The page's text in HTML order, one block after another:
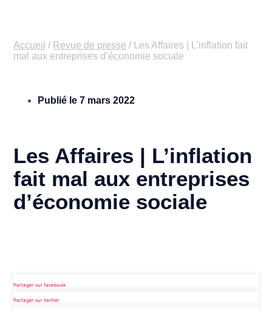
Accueil / Revue de presse /
Les Affaires | L’inflation fait
mal aux entreprises d’économie sociale
Publié le 7 mars 2022
Les Affaires | L’inflation
fait mal aux entreprises
d’économie sociale
Partager sur facebook
Partager sur twitter